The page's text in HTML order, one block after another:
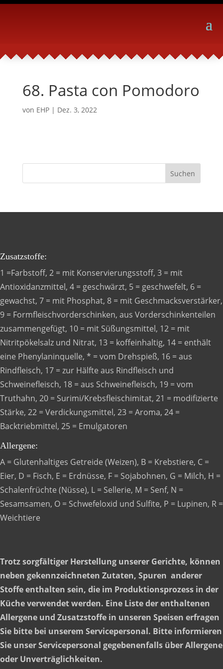
68. Pasta con Pomodoro
von EHP| Dez. 3, 2022
Suchen
Zusatzstoffe:
1 =Farbstoff, 2 = mit Konservierungsstoff, 3 = mit
Antioxidanzmittel, 4 = geschwärzt, 5 = geschwefelt, 6 =
gewachst, 7 = mit Phosphat, 8 = mit Geschmacksverstärker,
9 = Formfleischvorderschinken, aus Vorderschinkenteilen
zusammengefügt, 10 = mit Süßungsmittel, 12 = mit
Nitritpökelsalz und Nitrat, 13 = koffeinhaltig, 14 = enthält
eine Phenylaninquelle, * = vom Drehspieß, 16 = aus
Rindfleisch, 17 = zur Hälfte aus Rindfleisch und
Schweinefleisch, 18 = aus Schweinefleisch, 19 = vom
Truthahn, 20 = Surimi/Krebsfleischimitat, 21 = modifizierte
Stärke, 22 = Verdickungsmittel, 23 = Aroma, 24 =
Backtriebmittel, 25 = Emulgatoren
Allergene:
A = Glutenhaltiges Getreide (Weizen), B = Krebstiere, C =
Eier, D = Fisch, E = Erdnüsse, F = Sojabohnen, G = Milch, H =
Schalenfrüchte (Nüsse), L = Sellerie, M = Senf, N =
Sesamsamen, O = Schwefeloxid und Sulfite, P = Lupinen, R =
Weichtiere
Trotz sorgfältiger Herstellung unserer Gerichte, können
neben gekennzeichneten Zutaten, Spuren anderer
Stoffe enthalten sein, die im Produktionsprozess in der
Küche verwendet werden. Eine Liste der enthaltenen
Allergene und Zusatzstoffe in unseren Speisen erfragen
Sie bitte bei unserem Servicepersonal. Bitte informieren
Sie unser Servicepersonal gegebenenfalls über Allergene
oder Unverträglichkeiten.